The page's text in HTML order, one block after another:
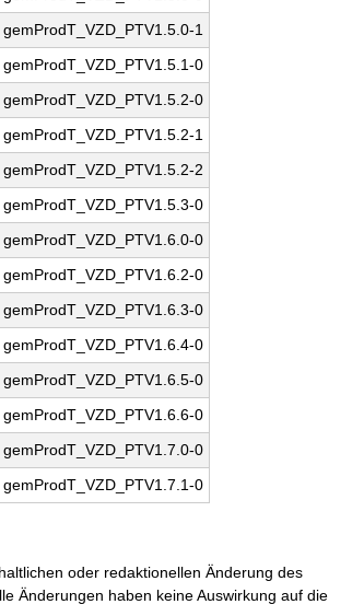
gemProdT_VZD_PTV1.5.0-1
gemProdT_VZD_PTV1.5.1-0
gemProdT_VZD_PTV1.5.2-0
gemProdT_VZD_PTV1.5.2-1
gemProdT_VZD_PTV1.5.2-2
gemProdT_VZD_PTV1.5.3-0
gemProdT_VZD_PTV1.6.0-0
gemProdT_VZD_PTV1.6.2-0
gemProdT_VZD_PTV1.6.3-0
gemProdT_VZD_PTV1.6.4-0
gemProdT_VZD_PTV1.6.5-0
gemProdT_VZD_PTV1.6.6-0
gemProdT_VZD_PTV1.7.0-0
gemProdT_VZD_PTV1.7.1-0
oder redaktionellen Änderung des
Änderungen haben keine Auswirkung auf die